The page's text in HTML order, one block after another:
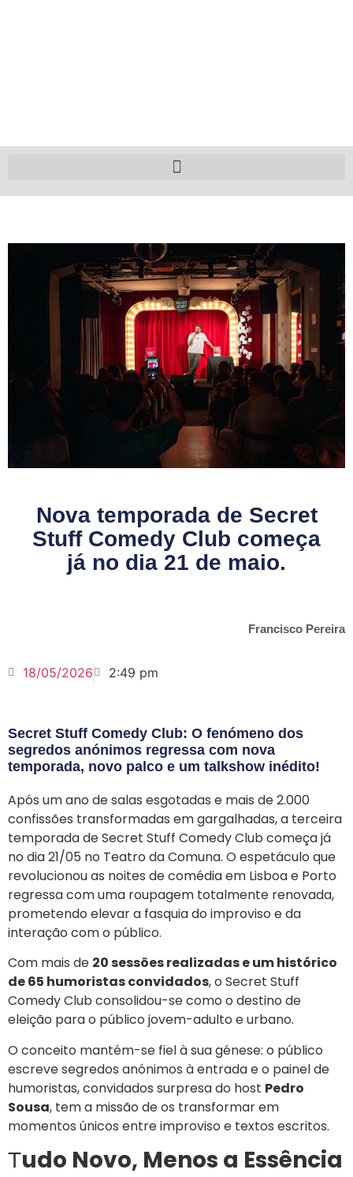
Nova temporada de Secret
Stuff Comedy Club começa
já no dia 21 de maio.
Francisco Pereira
18/05/2026 2:49 pm
Secret Stuff Comedy Club: O fenómeno dos
segredos anónimos regressa com nova
temporada, novo palco e um talkshow inédito!
Após um ano de salas esgotadas e mais de 2.000
confissões transformadas em gargalhadas, a terceira
temporada de Secret Stuff Comedy Club começa já
no dia 21/05 no Teatro da Comuna. O espetáculo que
revolucionou as noites de comédia em Lisboa e Porto
regressa com uma roupagem totalmente renovada,
prometendo elevar a fasquia do improviso e da
interação com o público.
Com mais de 20 sessões realizadase um histórico
de65 humoristas convidados, o Secret Stuff
Comedy Club consolidou-se como o destino de
eleição para o público jovem-adulto e urbano.
O conceito mantém-se fiel à sua génese: o público
escreve segredos anónimos à entrada e o painel de
humoristas, convidados surpresa do host Pedro
Sousa, tem a missão de os transformar em
momentos únicos entre improviso e textos escritos.
Tudo Novo, Menos a Essência